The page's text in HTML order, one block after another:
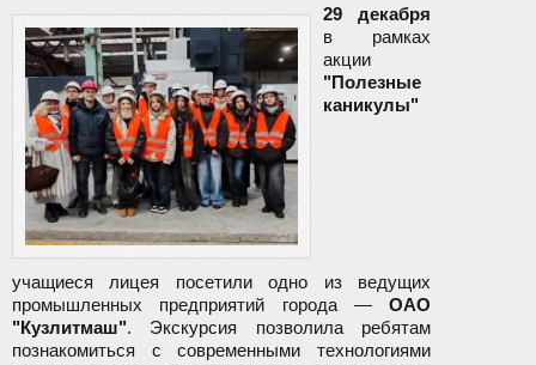
29 декабря
в рамках
акции
"Полезные
каникулы"
учащиеся лицея посетили одно из ведущих
промышленных предприятий города — ОАО
"Кузлитмаш". Экскурсия позволила ребятам
познакомиться с современными технологиями